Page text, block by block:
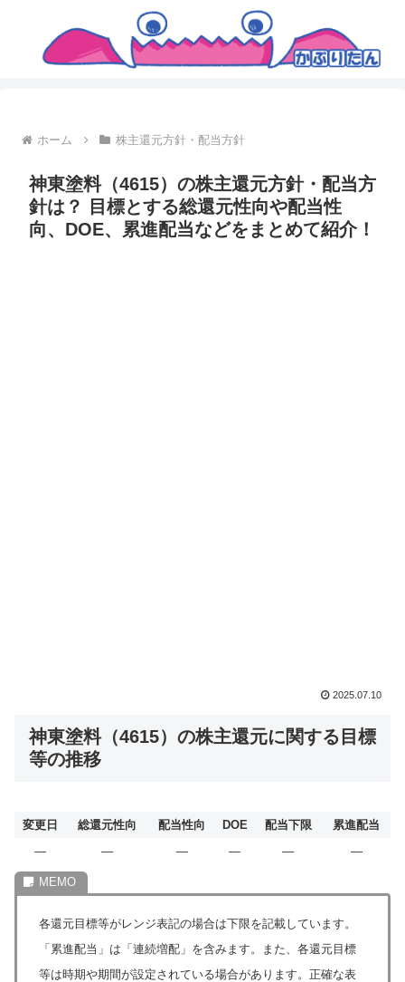
ホーム 株主還元方針・配当方針
神東塗料（4615）の株主還元方針・配当方
針は？ 目標とする総還元性向や配当性
向、DOE、累進配当などをまとめて紹介！
2025.07.10
神東塗料（4615）の株主還元に関する目標
等の推移
変更日 総還元性向 配当性向 DOE 配当下限
累進配当
―
― ― ― ― ―
各還元目標等がレンジ表記の場合は下限を記載しています。
「累進配当」は「連続増配」を含みます。また、各還元目標
等は時期や期間が設定されている場合があります。正確な表